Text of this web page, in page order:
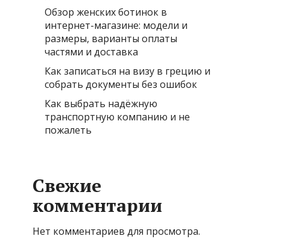
Обзор женских ботинок в
интернет-магазине: модели и
размеры, варианты оплаты
частями и доставка
Как записаться на визу в грецию и
собрать документы без ошибок
Как выбрать надёжную
транспортную компанию и не
пожалеть
Свежие
комментарии
Нет комментариев для просмотра.